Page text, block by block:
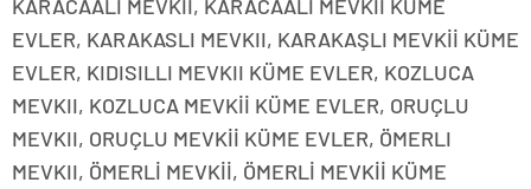
KARACAALI MEVKII, KARACAALİ MEVKİİ KÜME
EVLER, KARAKASLI MEVKII, KARAKAŞLI MEVKİİ KÜME
EVLER, KIDISILLI MEVKII KÜME EVLER, KOZLUCA
MEVKII, KOZLUCA MEVKİİ KÜME EVLER, ORUÇLU
MEVKII, ORUÇLU MEVKİİ KÜME EVLER, ÖMERLI
MEVKII, ÖMERLİ MEVKİİ, ÖMERLİ MEVKİİ KÜME